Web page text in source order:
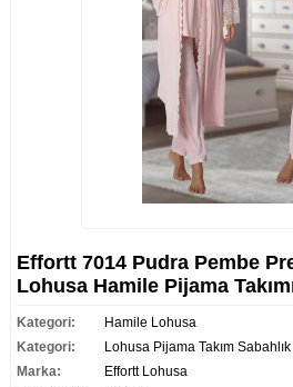
Effortt 7014 Pudra Pembe
Lohusa Hamile Pijama
Kategori:
Hamile Lohusa
Kategori:
Lohusa Pijama Takım Sabahlık
Marka:
Effortt Lohusa